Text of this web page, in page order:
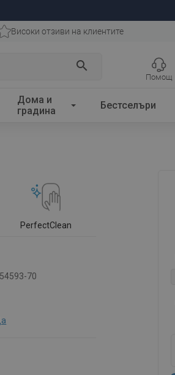
Високи отзиви на клиентите
search
Помощ
Дома и
градина
Бестселъри
PerfectClean
70